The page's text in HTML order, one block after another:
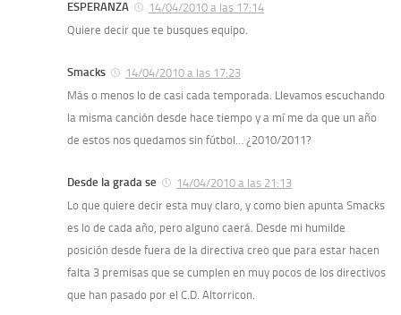
ESPERANZA
14/04/2010 a las 17:14
Quiere decir que te busques equipo.
Smacks
14/04/2010 a las 17:23
Más o menos lo de casi cada temporada. Llevamos escuchando
la misma canción desde hace tiempo y a mí me da que un año
de estos nos quedamos sin fútbol… ¿2010/2011?
Desde la grada se
14/04/2010 a las 21:13
Lo que quiere decir esta muy claro, y como bien apunta Smacks
es lo de cada año, pero alguno caerá. Desde mi humilde
posición desde fuera de la directiva creo que para estar hacen
falta 3 premisas que se cumplen en muy pocos de los directivos
que han pasado por el C.D. Altorricon.